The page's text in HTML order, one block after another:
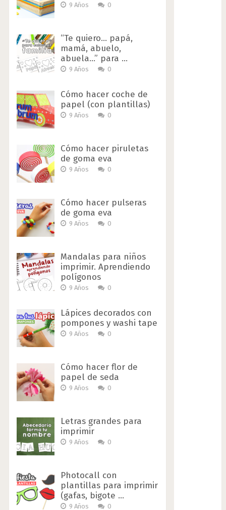
9 Años 0
“Te quiero… papá,
mamá, abuelo,
abuela…” para …
9 Años 0
Cómo hacer coche de
papel (con plantillas)
9 Años 0
Cómo hacer piruletas
de goma eva
9 Años 0
Cómo hacer pulseras
de goma eva
9 Años 0
Mandalas para niños
imprimir. Aprendiendo
polígonos
9 Años 0
Lápices decorados con
pompones y washi tape
9 Años 0
Cómo hacer flor de
papel de seda
9 Años 0
Letras grandes para
imprimir
9 Años 0
Photocall con
plantillas para imprimir
(gafas, bigote …
9 Años 0